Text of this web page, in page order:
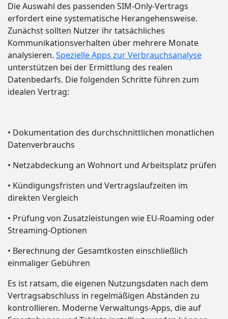
Die Auswahl des passenden SIM-Only-Vertrags
erfordert eine systematische Herangehensweise.
Zunächst sollten Nutzer ihr tatsächliches
Kommunikationsverhalten über mehrere Monate
analysieren. Spezielle Apps zur Verbrauchsanalyse
unterstützen bei der Ermittlung des realen
Datenbedarfs. Die folgenden Schritte führen zum
idealen Vertrag:
• Dokumentation des durchschnittlichen monatlichen
Datenverbrauchs
• Netzabdeckung an Wohnort und Arbeitsplatz prüfen
• Kündigungsfristen und Vertragslaufzeiten im
direkten Vergleich
• Prüfung von Zusatzleistungen wie EU-Roaming oder
Streaming-Optionen
• Berechnung der Gesamtkosten einschließlich
einmaliger Gebühren
Es ist ratsam, die eigenen Nutzungsdaten nach dem
Vertragsabschluss in regelmäßigen Abständen zu
kontrollieren. Moderne Verwaltungs-Apps, die auf